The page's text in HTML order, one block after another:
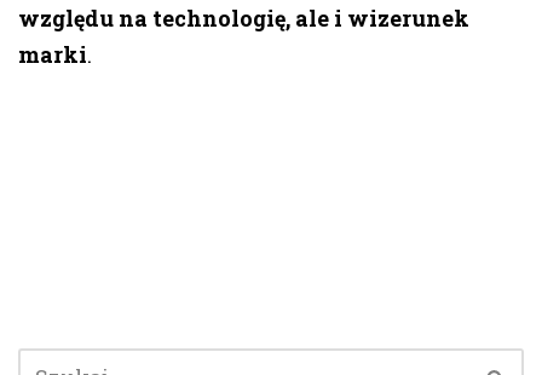
względu na technologię, ale i wizerunek
marki.